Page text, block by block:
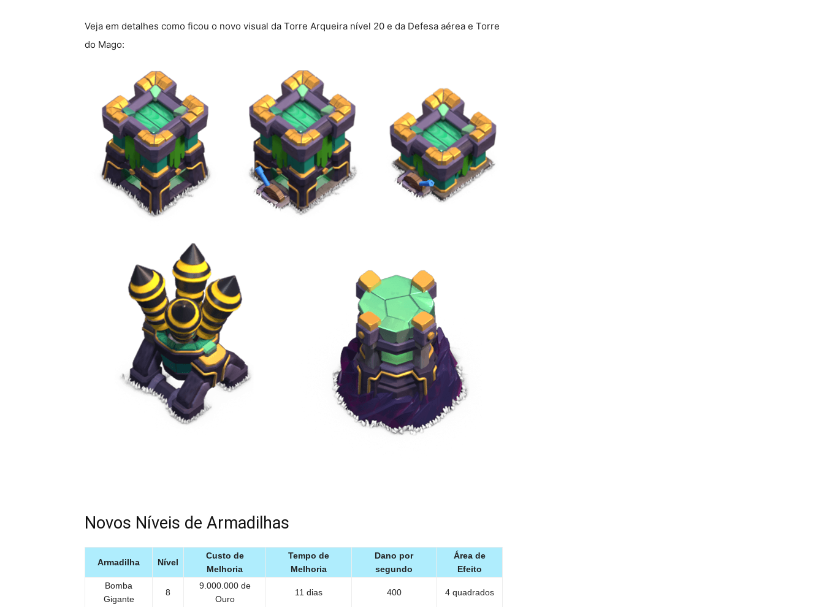
Veja em detalhes como ficou o novo visual da Torre Arqueira nível 20 e da Defesa aérea e Torre
do Mago:
Novos Níveis de Armadilhas
Armadilha Nível
Custo de
Melhoria
Tempo de
Melhoria
Dano por
segundo
Área de
Efeito
Bomba
Gigante
8
9.000.000 de
Ouro
11 dias 400 4 quadrados